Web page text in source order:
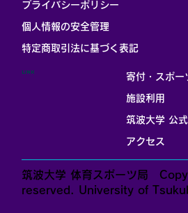
寄付・スポー
施設利用
筑波大学 公
アクセス
LINK
プライバシーポリシー
個人情報の安全管理
​特定商取引法に基づく表記
筑波大学 体育スポーツ局
reserved. University of